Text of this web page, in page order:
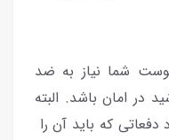
شما نیاز به ضد
در امان باشد. البته
دفعاتی که باید آن را